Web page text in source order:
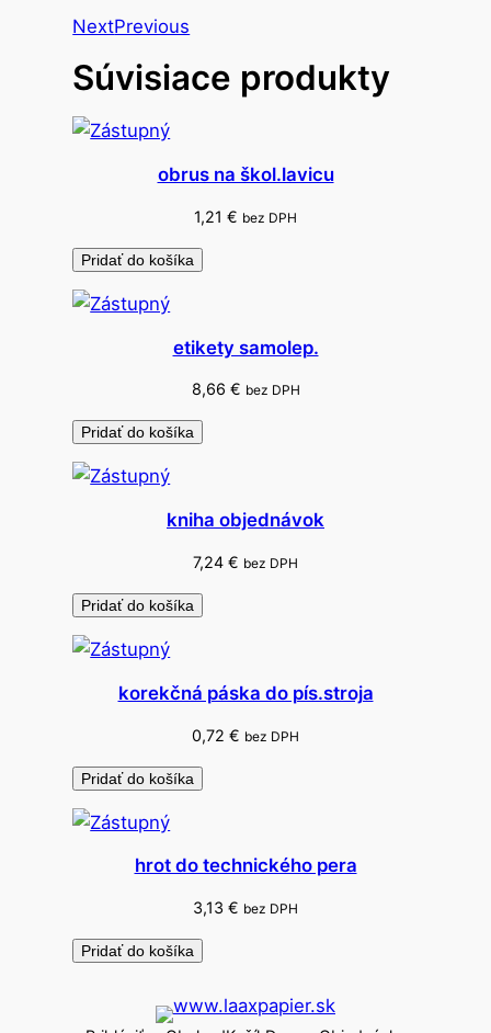
s
a
o
k
u
l
y
NextPrevious
Súvisiace produkty
obrus na škol.lavicu
1,21 € bez DPH
Pridať do košíka
etikety samolep.
8,66 € bez DPH
Pridať do košíka
kniha objednávok
7,24 € bez DPH
Pridať do košíka
korekčná páska do pís.stroja
0,72 € bez DPH
Pridať do košíka
hrot do technického pera
3,13 € bez DPH
Pridať do košíka